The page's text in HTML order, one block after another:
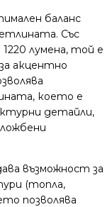
баланс
Със
лумена, той е
акцентно
което е
детайли,
възможност за
(топла,
позволява